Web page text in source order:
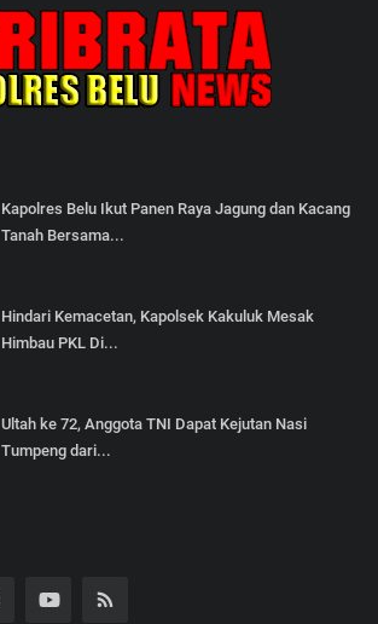
Kapolres Belu Ikut Panen Raya Jagung dan Kacang
Tanah Bersama...
Hindari Kemacetan, Kapolsek Kakuluk Mesak
Himbau PKL Di...
Ultah ke 72, Anggota TNI Dapat Kejutan Nasi
Tumpeng dari...